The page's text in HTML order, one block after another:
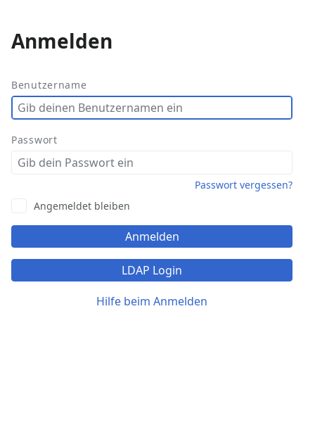
Anmelden
Benutzername
Passwort
Angemeldet bleiben
Anmelden
LDAP Login
Hilfe beim Anmelden
Passwort vergessen?